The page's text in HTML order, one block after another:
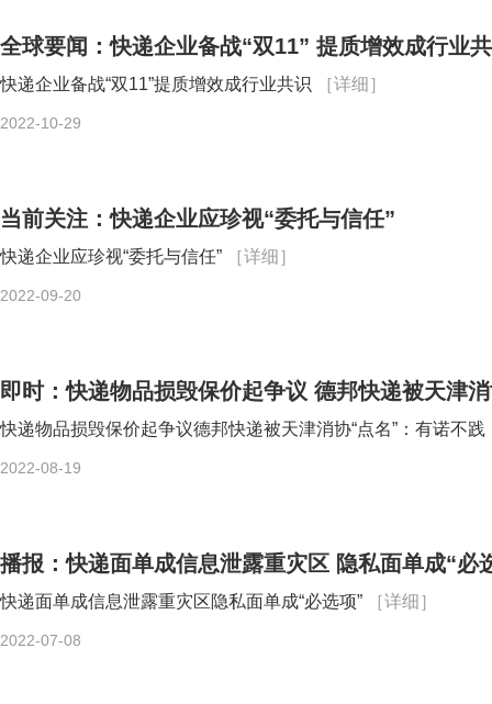
全球要闻：快递企业备战“双11” 提质增效成行业
快递企业备战“双11”提质增效成行业共识 ［详细］
2022-10-29
当前关注：快递企业应珍视“委托与信任”
快递企业应珍视“委托与信任” ［详细］
2022-09-20
即时：快递物品损毁保价起争议 德邦快递被天津
快递物品损毁保价起争议德邦快递被天津消协“点名”：有诺不践
2022-08-19
播报：快递面单成信息泄露重灾区 隐私面单成“必
快递面单成信息泄露重灾区隐私面单成“必选项” ［详细］
2022-07-08